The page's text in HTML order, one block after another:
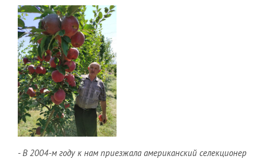
- В 2004-м году к нам приезжала американский селекционер